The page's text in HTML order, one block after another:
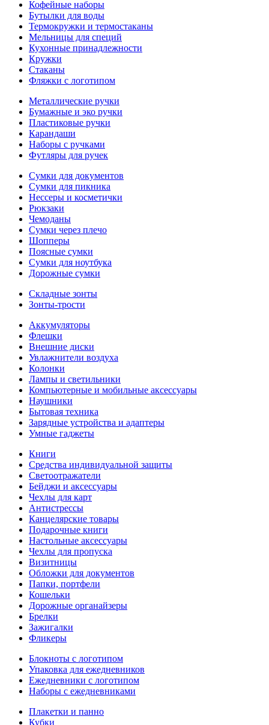
Кофейные наборы
Бутылки для воды
Термокружки и термостаканы
Мельницы для специй
Кухонные принадлежности
Кружки
Стаканы
Фляжки с логотипом
Металлические ручки
Бумажные и эко ручки
Пластиковые ручки
Карандаши
Наборы с ручками
Футляры для ручек
Сумки для документов
Сумки для пикника
Нессеры и косметички
Рюкзаки
Чемоданы
Сумки через плечо
Шопперы
Поясные сумки
Сумки для ноутбука
Дорожные сумки
Складные зонты
Зонты-трости
Аккумуляторы
Флешки
Внешние диски
Увлажнители воздуха
Колонки
Лампы и светильники
Компьютерные и мобильные аксессуары
Наушники
Бытовая техника
Зарядные устройства и адаптеры
Умные гаджеты
Книги
Средства индивидуальной защиты
Светоотражатели
Бейджи и аксессуары
Чехлы для карт
Антистрессы
Канцелярские товары
Подарочные книги
Настольные аксессуары
Чехлы для пропуска
Визитницы
Обложки для документов
Папки, портфели
Кошельки
Дорожные органайзеры
Брелки
Зажигалки
Фликеры
Блокноты с логотипом
Упаковка для ежедневников
Ежедневники с логотипом
Наборы с ежедневниками
Плакетки и панно
Кубки